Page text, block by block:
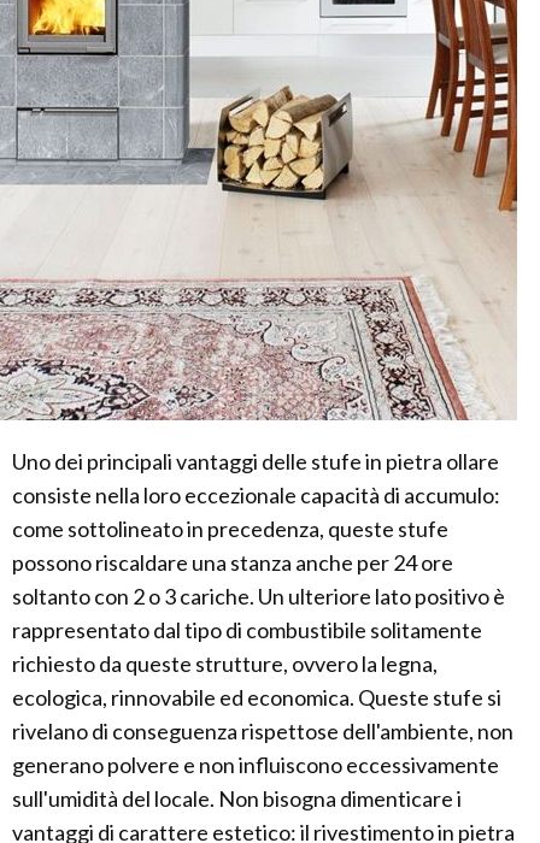
Uno dei principali vantaggi delle stufe in pietra ollare
consiste nella loro eccezionale capacità di accumulo:
come sottolineato in precedenza, queste stufe
possono riscaldare una stanza anche per 24 ore
soltanto con 2 o 3 cariche. Un ulteriore lato positivo è
rappresentato dal tipo di combustibile solitamente
richiesto da queste strutture, ovvero la legna,
ecologica, rinnovabile ed economica. Queste stufe si
rivelano di conseguenza rispettose dell'ambiente, non
generano polvere e non influiscono eccessivamente
sull'umidità del locale. Non bisogna dimenticare i
vantaggi di carattere estetico: il rivestimento in pietra